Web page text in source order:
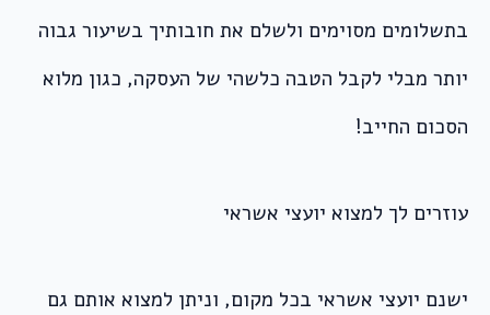
בתשלומים מסוימים ולשלם את חובותיך בשיעור גבוה
יותר מבלי לקבל הטבה כלשהי של העסקה, כגון מלוא
הסכום החייב!
עוזרים לך למצוא יועצי אשראי
ישנם יועצי אשראי בכל מקום, וניתן למצוא אותם גם